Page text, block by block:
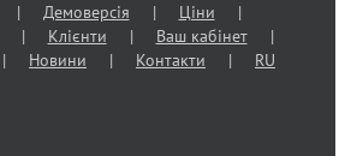
Демоверсія
Ціни
Клієнти
Ваш кабінет
Новини Контакти RU